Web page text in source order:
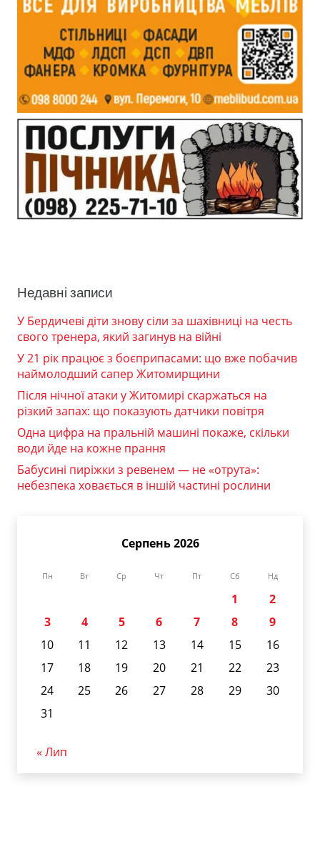
Недавні записи
У Бердичеві діти знову сіли за шахівниці на честь
свого тренера, який загинув на війні
У 21 рік працює з боєприпасами: що вже побачив
наймолодший сапер Житомирщини
Після нічної атаки у Житомирі скаржаться на
різкий запах: що показують датчики повітря
Одна цифра на пральній машині покаже, скільки
води йде на кожне прання
Бабусині пиріжки з ревенем — не «отрута»:
небезпека ховається в іншій частині рослини
Серпень 2026
Пн Вт Ср Чт Пт Сб Нд
1
2
3
4 5 6 7 8
9
10
11 12 13 14 15
16
17
18 19 20 21 22
23
24
25 26 27 28 29
30
31
« Лип